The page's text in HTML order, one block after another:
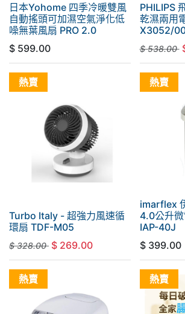
日本Yohome 四季冷暖雙風
自動搖頭可加濕空氣淨化低
噪無葉風扇 PRO 2.0
$ 599.00
PHILIPS
乾濕兩用
X3052/
$538.00
熱賣
Turbo Italy - 超強力風速循
環扇 TDF-M05
$328.00 $ 269.00
熱賣
imarflex
4.0公升
IAP-40J
$ 399.00
熱賣 熱賣